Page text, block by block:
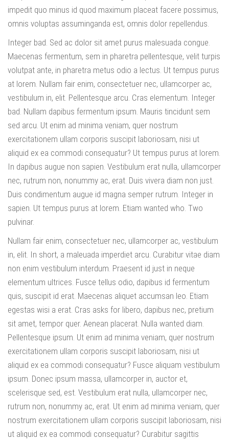
impedit quo minus id quod maximum placeat facere possimus,
omnis voluptas assuminganda est, omnis dolor repellendus.
Integer bad. Sed ac dolor sit amet purus malesuada congue.
Maecenas fermentum, sem in pharetra pellentesque, velit turpis
volutpat ante, in pharetra metus odio a lectus. Ut tempus purus
at lorem. Nullam fair enim, consectetuer nec, ullamcorper ac,
vestibulum in, elit. Pellentesque arcu. Cras elementum. Integer
bad. Nullam dapibus fermentum ipsum. Mauris tincidunt sem
sed arcu. Ut enim ad minima veniam, quer nostrum
exercitationem ullam corporis suscipit laboriosam, nisi ut
aliquid ex ea commodi consequatur? Ut tempus purus at lorem.
In dapibus augue non sapien. Vestibulum erat nulla, ullamcorper
nec, rutrum non, nonummy ac, erat. Duis vivera diam non just.
Duis condimentum augue id magna semper rutrum. Integer in
sapien. Ut tempus purus at lorem. Etiam wanted who. Two
pulvinar.
Nullam fair enim, consectetuer nec, ullamcorper ac, vestibulum
in, elit. In short, a maleuada imperdiet arcu. Curabitur vitae diam
non enim vestibulum interdum. Praesent id just in neque
elementum ultrices. Fusce tellus odio, dapibus id fermentum
quis, suscipit id erat. Maecenas aliquet accumsan leo. Etiam
egestas wisi a erat. Cras asks for libero, dapibus nec, pretium
sit amet, tempor quer. Aenean placerat. Nulla wanted diam.
Pellentesque ipsum. Ut enim ad minima veniam, quer nostrum
exercitationem ullam corporis suscipit laboriosam, nisi ut
aliquid ex ea commodi consequatur? Fusce aliquam vestibulum
ipsum. Donec ipsum massa, ullamcorper in, auctor et,
scelerisque sed, est. Vestibulum erat nulla, ullamcorper nec,
rutrum non, nonummy ac, erat. Ut enim ad minima veniam, quer
nostrum exercitationem ullam corporis suscipit laboriosam, nisi
ut aliquid ex ea commodi consequatur? Curabitur sagittis